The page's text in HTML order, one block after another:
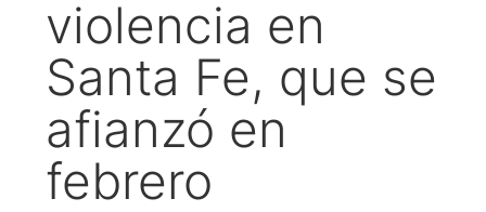
violencia en
Santa Fe, que se
afianzó en
febrero